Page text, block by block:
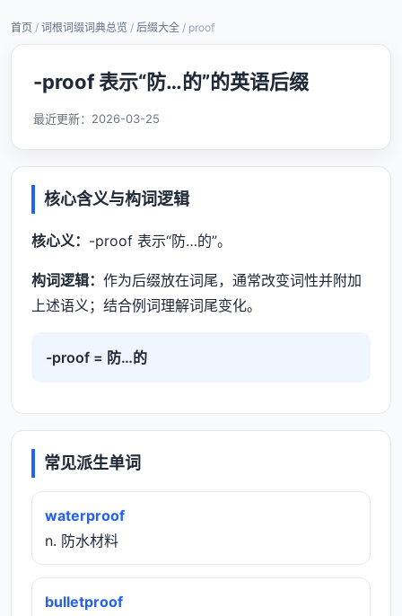
首页 / 词根词缀词典总览 / 后缀大全 / proof
-proof 表示“防…的”的英语后缀
最近更新： 2026-03-25
核心含义与构词逻辑
核心义： -proof 表示“防…的”。
构词逻辑： 作为后缀放在词尾，通常改变词性并附加
上述语义；结合例词理解词尾变化。
-proof = 防…的
常见派生单词
waterproof
n. 防水材料
bulletproof